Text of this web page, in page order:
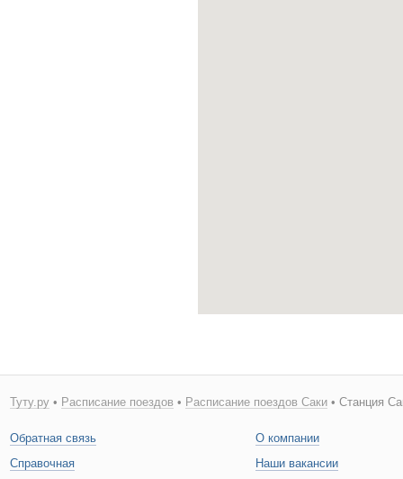
Туту.ру• Расписание поездов • Расписание поездов Саки• Станция
Обратная связь
Справочная
О компании
Наши вакансии